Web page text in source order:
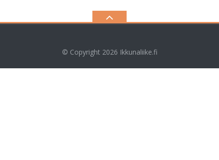
© Copyright 2026 Ikkunaliike.fi